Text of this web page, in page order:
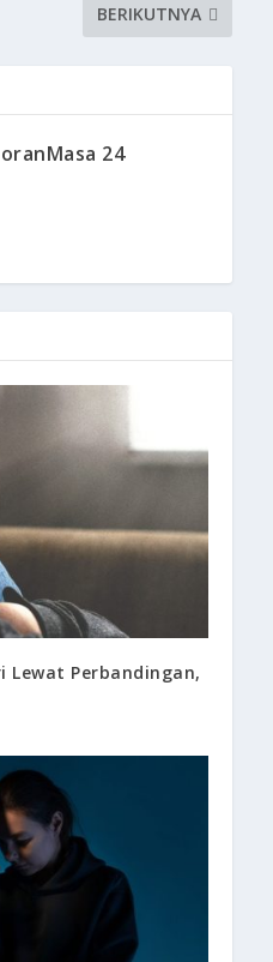
BERIKUTNYA
24
Lewat Perbandingan,